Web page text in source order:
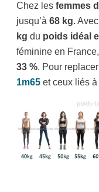
Chez les femmes
jusqu’à 68 kg. Avec
kg du poids idéal
féminine en
33 %. Pour
1m65 et ceux liés à